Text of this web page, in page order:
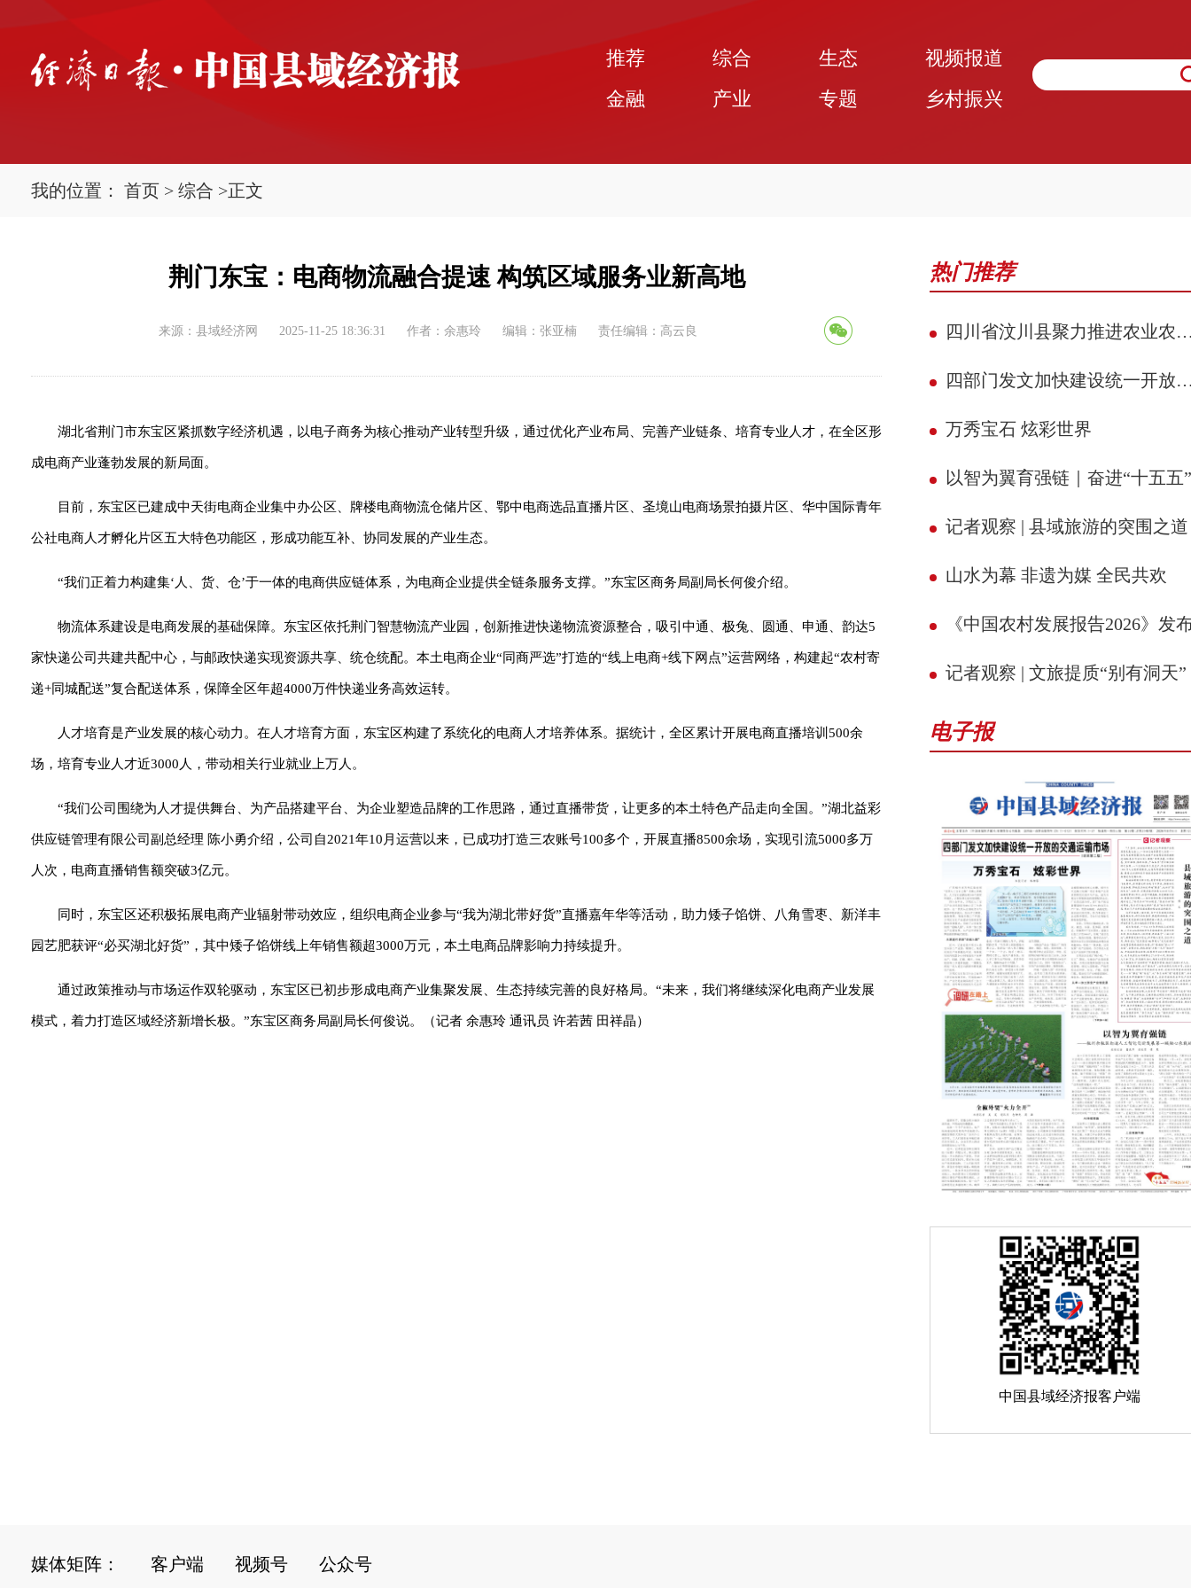
推荐 综合 生态
视频报道
金融
产业 专题 乡村振兴
我的位置： 首页 > 综合 >正文
荆门东宝：电商物流融合提速 构筑区域服务业新高地
来源：县域经济网 2025-11-25 18:36:31 作者：余惠玲 编辑：张亚楠 责任编辑：高云良
湖北省荆门市东宝区紧抓数字经济机遇，以电子商务为核心推动产业转型升级，通过优化产业布局、完善产业链条、培育专业人才，在全区形
成电商产业蓬勃发展的新局面。
目前，东宝区已建成中天街电商企业集中办公区、牌楼电商物流仓储片区、鄂中电商选品直播片区、圣境山电商场景拍摄片区、华中国际青年
公社电商人才孵化片区五大特色功能区，形成功能互补、协同发展的产业生态。
“我们正着力构建集‘人、货、仓’于一体的电商供应链体系，为电商企业提供全链条服务支撑。”东宝区商务局副局长何俊介绍。
物流体系建设是电商发展的基础保障。东宝区依托荆门智慧物流产业园，创新推进快递物流资源整合，吸引中通、极兔、圆通、申通、韵达5
家快递公司共建共配中心，与邮政快递实现资源共享、统仓统配。本土电商企业“同商严选”打造的“线上电商+线下网点”运营网络，构建起“农村寄
递+同城配送”复合配送体系，保障全区年超4000万件快递业务高效运转。
人才培育是产业发展的核心动力。在人才培育方面，东宝区构建了系统化的电商人才培养体系。据统计，全区累计开展电商直播培训500余
场，培育专业人才近3000人，带动相关行业就业上万人。
“我们公司围绕为人才提供舞台、为产品搭建平台、为企业塑造品牌的工作思路，通过直播带货，让更多的本土特色产品走向全国。”湖北益彩
供应链管理有限公司副总经理 陈小勇介绍，公司自2021年10月运营以来，已成功打造三农账号100多个，开展直播8500余场，实现引流5000多万
人次，电商直播销售额突破3亿元。
同时，东宝区还积极拓展电商产业辐射带动效应，组织电商企业参与“我为湖北带好货”直播嘉年华等活动，助力矮子馅饼、八角雪枣、新洋丰
园艺肥获评“必买湖北好货”，其中矮子馅饼线上年销售额超3000万元，本土电商品牌影响力持续提升。
通过政策推动与市场运作双轮驱动，东宝区已初步形成电商产业集聚发展、生态持续完善的良好格局。“未来，我们将继续深化电商产业发展
模式，着力打造区域经济新增长极。”东宝区商务局副局长何俊说。（记者 余惠玲 通讯员 许若茜 田祥晶）
热门推荐
四川省汶川县聚力推进农业农村现代化 赋能民族地区县域典范建设攻坚见效
四部门发文加快建设统一开放的交通运输市场
万秀宝石 炫彩世界
以智为翼育强链｜奋进“十五五” 县域新征程
记者观察 | 县域旅游的突围之道
山水为幕 非遗为媒 全民共欢
《中国农村发展报告2026》发
记者观察 | 文旅提质“别有洞天”
电子报
中国县域经济报客户端
媒体矩阵： 客户端 视频号 公众号